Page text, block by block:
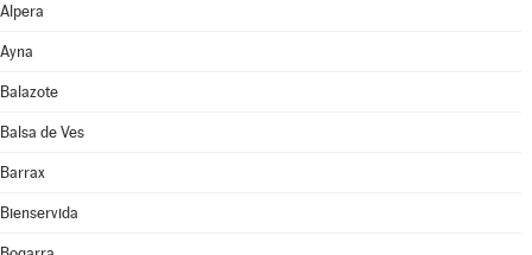
Alpera
Ayna
Balazote
Balsa de Ves
Barrax
Bienservida